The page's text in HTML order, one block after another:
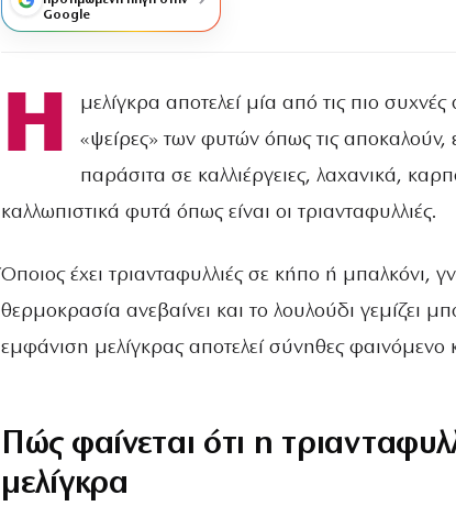
Google
Η
μελίγκρα αποτελεί μία από τις πιο
«ψείρες» των φυτών όπως τις αποκαλούν,
παράσιτα σε καλλιέργειες, λαχανικά,
καλλωπιστικά φυτά όπως είναι οι τριανταφυλλιές.
Όποιος έχει τριανταφυλλιές σε κήπο ή μπαλκόνι,
θερμοκρασία ανεβαίνει και το λουλούδι γεμίζει
εμφάνιση μελίγκρας αποτελεί σύνηθες
Πώς φαίνεται ότι η
μελίγκρα